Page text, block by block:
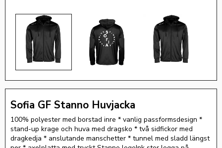
Sofia GF Stanno Huvjacka
100% polyester med borstad inre * vanlig passformsdesign *
stand-up krage och huva med dragsko * två sidfickor med
dragkedja * anslutande manschetter * tunnel med sladd längst